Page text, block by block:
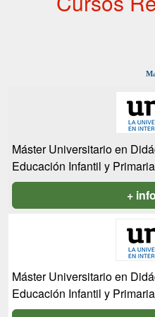
Máster Universitario en
Educación Infantil y Primaria
+
Máster Universitario en
Educación Infantil y Primaria